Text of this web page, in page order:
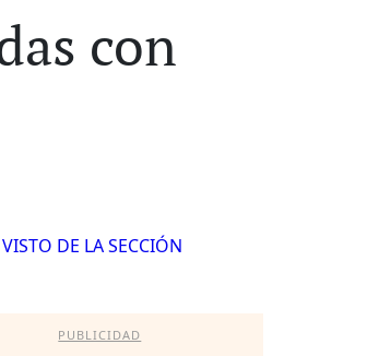
con
DE LA SECCIÓN
PUBLICIDAD